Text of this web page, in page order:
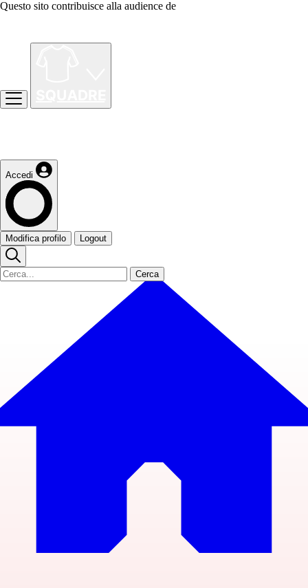
Questo sito contribuisce alla audience de
Accedi
Modifica profilo Logout
Cerca